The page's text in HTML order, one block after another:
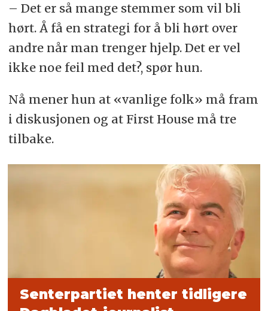
– Det er så mange stemmer som vil bli
hørt. Å få en strategi for å bli hørt over
andre når man trenger hjelp. Det er vel
ikke noe feil med det?, spør hun.
Nå mener hun at «vanlige folk» må fram
i diskusjonen og at First House må tre
tilbake.
Senterpartiet henter tidligere